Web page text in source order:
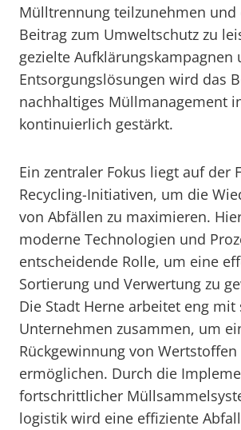
Mülltrennung teilzunehmen und
Beitrag zum Umweltschutz zu
gezielte Aufklärungskampagnen
Entsorgungslösungen wird das
nachhaltiges Müllmanagement
kontinuierlich gestärkt.
Ein zentraler Fokus liegt auf der
Recycling-Initiativen, um die
von Abfällen zu maximieren.
moderne Technologien und
entscheidende Rolle, um eine
Sortierung und Verwertung zu
Die Stadt Herne arbeitet eng mit
Unternehmen zusammen, um
Rückgewinnung von Wertstoffen
ermöglichen. Durch die
fortschrittlicher
logistik wird eine effiziente